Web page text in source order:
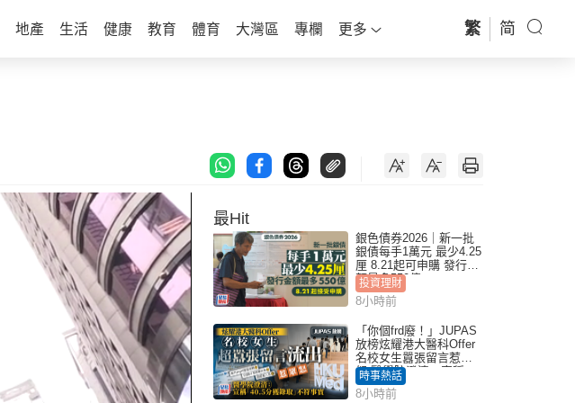
地產 生活 健康 教育 體育 大灣區 專欄 更多 繁 简
最Hit
銀色債券2026｜新一批
銀債每手1萬元 最少4.25
厘 8.21起可申購 發行金
額最多550億
投資理財
8小時前
「你個frd廢！」JUPAS
放榜炫耀港大醫科Offer
名校女生囂張留言惹眾
怒 醫學院澄清：宣稱
「40.5分獲錄取」不符事
實｜Juicy叮
時事熱話
8小時前